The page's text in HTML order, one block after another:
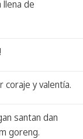
llena de
coraje y valentía.
santan dan
goreng.